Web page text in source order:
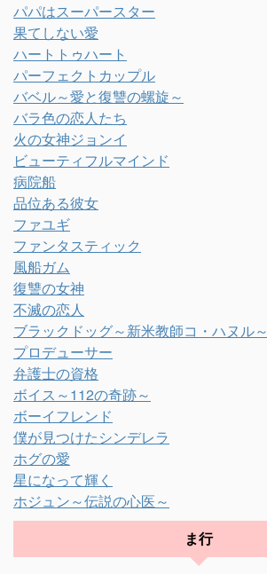
パパはスーパースター
果てしない愛
ハートトゥハート
パーフェクトカップル
バベル～愛と復讐の螺旋～
バラ色の恋人たち
火の女神ジョンイ
ビューティフルマインド
病院船
品位ある彼女
ファユギ
ファンタスティック
風船ガム
復讐の女神
不滅の恋人
ブラックドッグ～新米教師コ・ハヌル～
プロデューサー
弁護士の資格
ボイス～112の奇跡～
ボーイフレンド
僕が見つけたシンデレラ
ホグの愛
星になって輝く
ホジュン～伝説の心医～
ま行